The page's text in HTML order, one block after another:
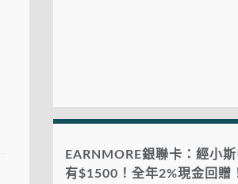
EARNMORE銀聯卡：經小
有$1500！全年2%現金回贈